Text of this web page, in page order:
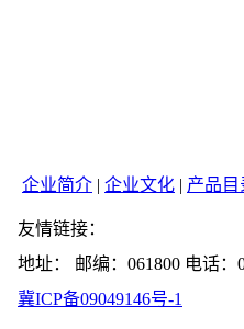
企业简介 | 企业文化 | 产品目
友情链接：
地址： 邮编：061800 电话：
冀ICP备09049146号-1